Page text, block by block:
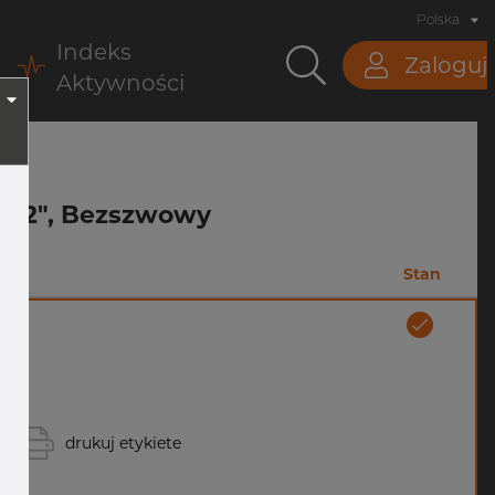
Indeks
Aktywności
Zaloguj
Polska
1/2", Bezszwowy
Stan
drukuj etykiete